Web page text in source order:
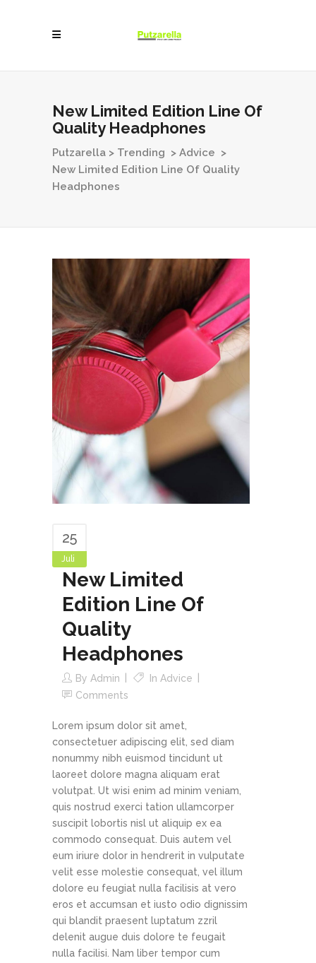
New Limited Edition Line Of
Quality Headphones
Putzarella > Trending > Advice >
New Limited Edition Line Of Quality
Headphones
25
Juli
New Limited
Edition Line Of
Quality
Headphones
By Admin In Advice
Comments
Lorem ipsum dolor sit amet,
consectetuer adipiscing elit, sed diam
nonummy nibh euismod tincidunt ut
laoreet dolore magna aliquam erat
volutpat. Ut wisi enim ad minim veniam,
quis nostrud exerci tation ullamcorper
suscipit lobortis nisl ut aliquip ex ea
commodo consequat. Duis autem vel
eum iriure dolor in hendrerit in vulputate
velit esse molestie consequat, vel illum
dolore eu feugiat nulla facilisis at vero
eros et accumsan et iusto odio dignissim
qui blandit praesent luptatum zzril
delenit augue duis dolore te feugait
nulla facilisi. Nam liber tempor cum